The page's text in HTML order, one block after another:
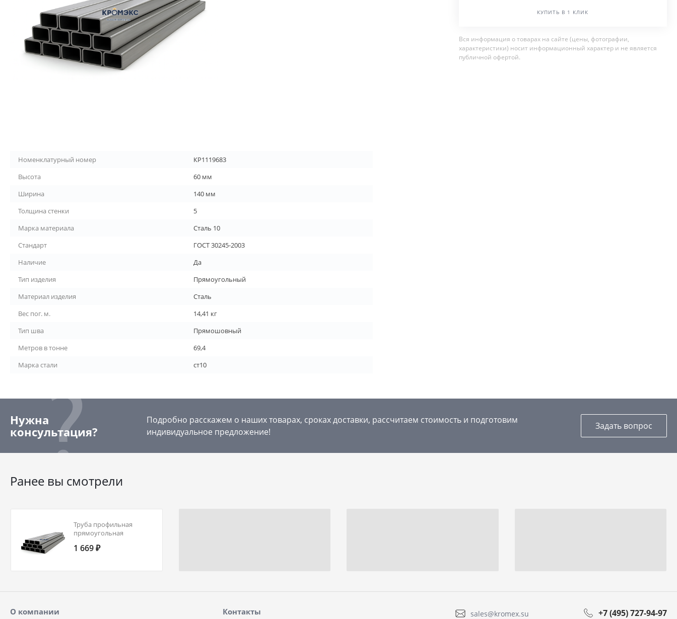
КУПИТЬ В 1 КЛИК
Вся информация о товарах на сайте (цены, фотографии,
характеристики) носит информационный характер и не является
публичной офертой.
Номенклатурный номер
КР1119683
Высота
60 мм
Ширина
140 мм
Толщина стенки
5
Марка материала
Сталь 10
Стандарт
ГОСТ 30245-2003
Наличие
Да
Тип изделия
Прямоугольный
Материал изделия
Сталь
Вес пог. м.
14,41 кг
Тип шва
Прямошовный
Метров в тонне
69,4
Марка стали
ст10
Нужна
консультация?
Подробно расскажем о наших товарах, сроках доставки, рассчитаем стоимость и подготовим
индивидуальное предложение!
Задать вопрос
Ранее вы смотрели
Труба профильная
прямоугольная
30245-2003
1 669 ₽
О компании Контакты sales@kromex.su +7 (495) 727-94-97